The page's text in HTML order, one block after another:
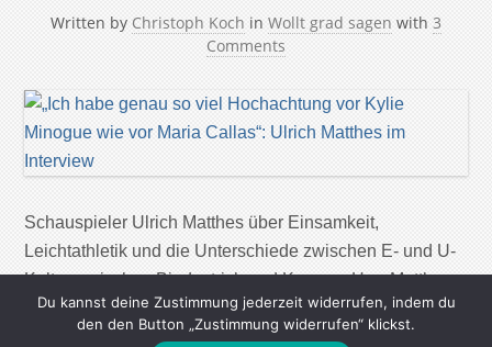
Written by Christoph Koch in Wollt grad sagen with 3
Comments
Schauspieler Ulrich Matthes über Einsamkeit,
Leichtathletik und die Unterschiede zwischen E- und U-
Kultur, zwischen Bindestrich und Komma. Herr Matthes,
wie spielt man einen Bindestrich? Indem man eine
Pause macht. Atem holt. Indem man Fantasieräume lässt
Du kannst deine Zustimmung jederzeit widerrufen, indem du
den den Button „Zustimmung widerrufen“ klickst.